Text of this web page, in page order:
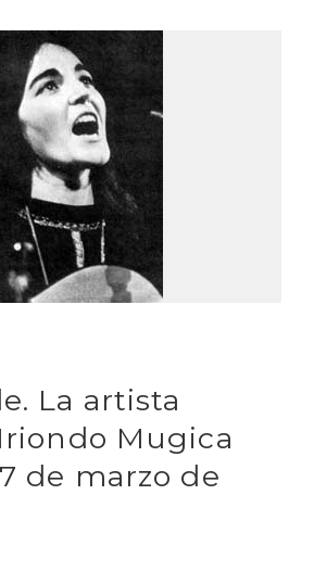
La artista
Mugica
de marzo de